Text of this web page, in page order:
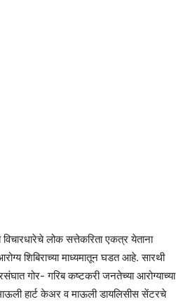
लोक सत्तेकरिता एकत्र येताना
शिबिराच्या माध्यमातून घडत आहे. सारथी
गोर- गरिब कष्टकरी जनतेच्या आरोग्याच्या
हार्ट केअर व माऊली डायलिसीस सेंटरचे